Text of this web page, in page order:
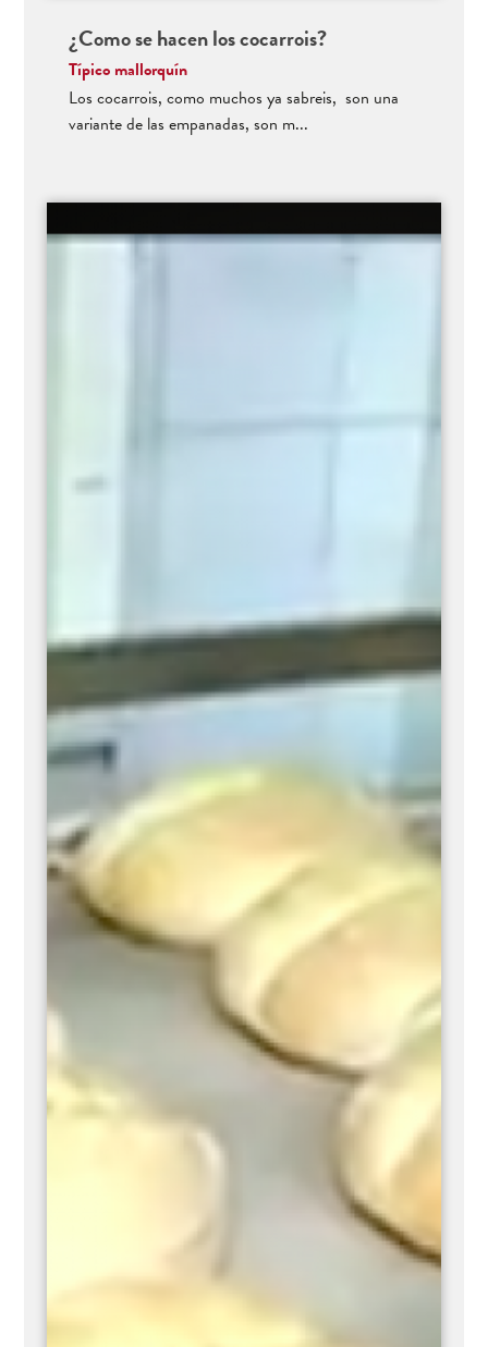
¿Como se hacen los cocarrois?
Típico mallorquín
Los cocarrois, como muchos ya sabreis, son una
variante de las empanadas, son m...